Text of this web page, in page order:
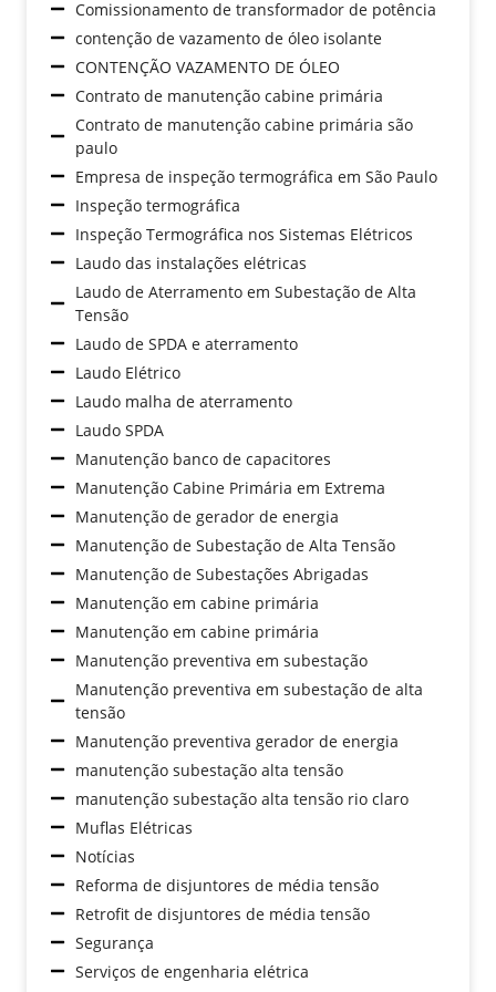
Comissionamento de transformador de potência
contenção de vazamento de óleo isolante
CONTENÇÃO VAZAMENTO DE ÓLEO
Contrato de manutenção cabine primária
Contrato de manutenção cabine primária são
paulo
Empresa de inspeção termográfica em São Paulo
Inspeção termográfica
Inspeção Termográfica nos Sistemas Elétricos
Laudo das instalações elétricas
Laudo de Aterramento em Subestação de Alta
Tensão
Laudo de SPDA e aterramento
Laudo Elétrico
Laudo malha de aterramento
Laudo SPDA
Manutenção banco de capacitores
Manutenção Cabine Primária em Extrema
Manutenção de gerador de energia
Manutenção de Subestação de Alta Tensão
Manutenção de Subestações Abrigadas
Manutenção em cabine primária
Manutenção em cabine primária
Manutenção preventiva em subestação
Manutenção preventiva em subestação de alta
tensão
Manutenção preventiva gerador de energia
manutenção subestação alta tensão
manutenção subestação alta tensão rio claro
Muflas Elétricas
Notícias
Reforma de disjuntores de média tensão
Retrofit de disjuntores de média tensão
Segurança
Serviços de engenharia elétrica